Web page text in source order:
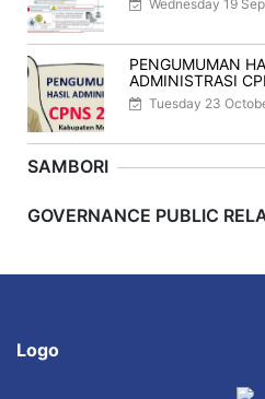
Wednesday 19
PENGUMUMAN
ADMINISTRASI
Tuesday 23
SAMBORI
Previous
GOVERNANCE PUBLIC
Logo